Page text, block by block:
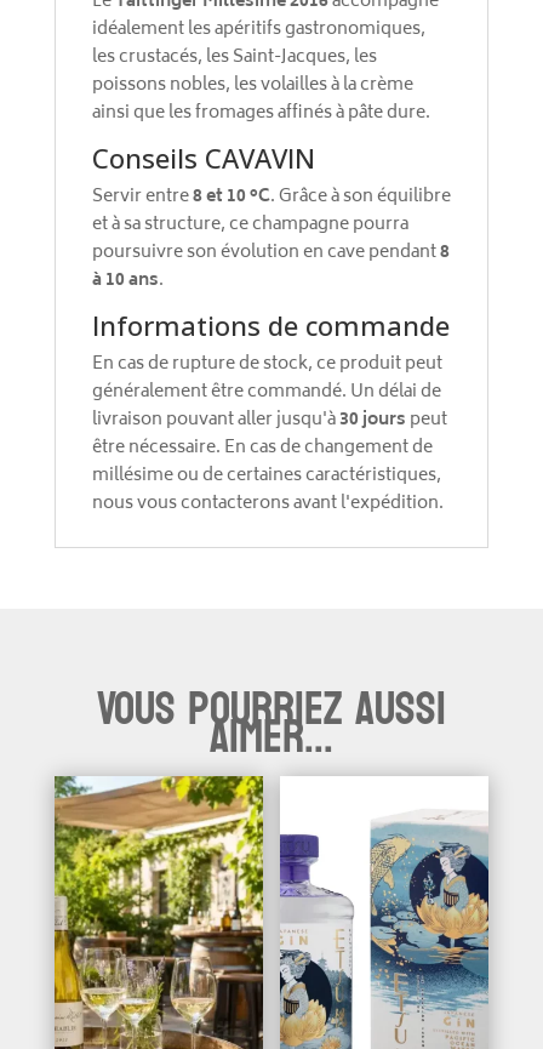
idéalement les apéritifs gastronomiques,
les crustacés, les Saint-Jacques, les
poissons nobles, les volailles à la crème
ainsi que les fromages affinés à pâte dure.
Conseils CAVAVIN
Servir entre8 et 10 °C. Grâce à son équilibre
et à sa structure, ce champagne pourra
poursuivre son évolution en cave pendant8
à 10 ans.
Informations de commande
En cas de rupture de stock, ce produit peut
généralement être commandé. Un délai de
livraison pouvant aller jusqu'à30 jours peut
être nécessaire. En cas de changement de
millésime ou de certaines caractéristiques,
nous vous contacterons avant l'expédition.
Vous pourriez aussi
aimer...